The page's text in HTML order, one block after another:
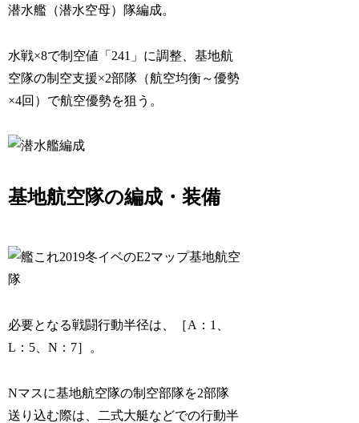
潜水艦（潜水空母）隊編成。
水戦×8で制空値「241」に調整、基地航
空隊の制空支援×2部隊（航空均衡～優勢
×4回）で航空優勢を狙う。
基地航空隊の編成・装備
必要となる戦闘行動半径は、［A：1、
L：5、N：7］。
Nマスに基地航空隊の制空部隊を2部隊
送り込む際は、二式大艇などでの行動半